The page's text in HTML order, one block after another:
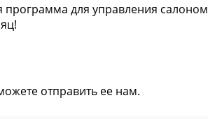
для управления салоном
отправить ее нам.